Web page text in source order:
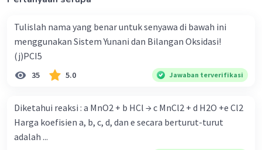
Tulislah nama yang benar untuk senyawa di bawah ini
menggunakan Sistem Yunani dan Bilangan Oksidasi!
(j)PCI5
35 5.0 Jawaban terverifikasi
Diketahui reaksi : a MnO2 + b HCl → c MnCl2 + d H2O +e Cl2
Harga koefisien a, b, c, d, dan e secara berturut-turut
adalah ...